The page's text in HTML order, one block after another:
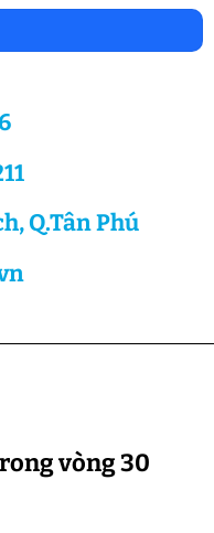
Q.Tân Phú
vòng 30